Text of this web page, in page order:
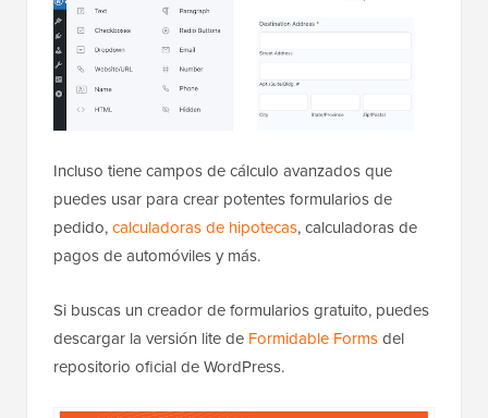
Incluso tiene campos de cálculo avanzados que
puedes usar para crear potentes formularios de
pedido,calculadoras de hipotecas, calculadoras de
pagos de automóviles y más.
Si buscas un creador de formularios gratuito, puedes
descargar la versión lite de Formidable Formsdel
repositorio oficial de WordPress.